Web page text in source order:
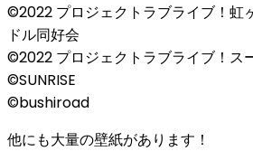
©2022 プロジェクトラブライブ！虹
ドル同好会
©2022 プロジェクトラブライブ！ス
©SUNRISE
©bushiroad
他にも大量の壁紙があります！